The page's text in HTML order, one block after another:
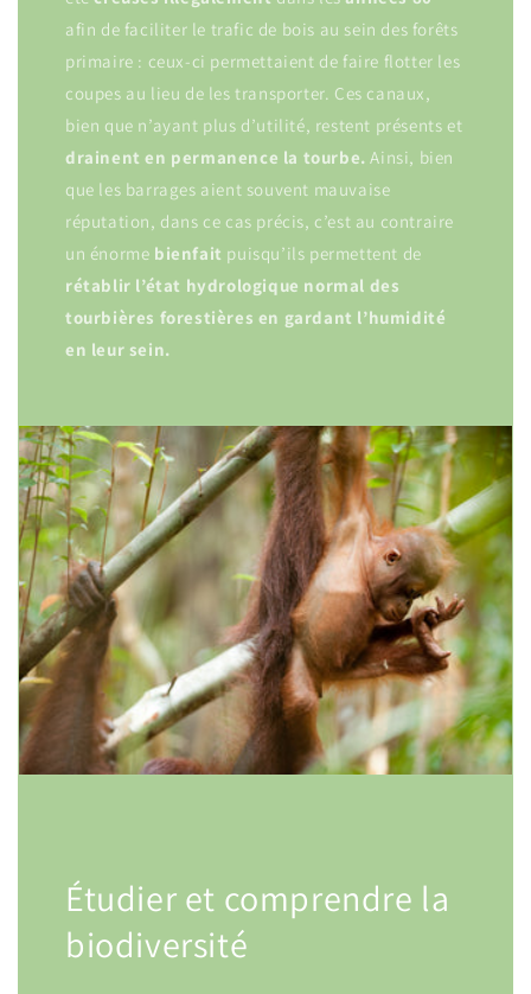
afin de faciliter le trafic de bois au sein des forêts
primaire : ceux-ci permettaient de faire flotter les
coupes au lieu de les transporter. Ces canaux,
bien que n’ayant plus d’utilité, restent présents et
drainent en permanence la tourbe.Ainsi, bien
que les barrages aient souvent mauvaise
réputation, dans ce cas précis, c’est au contraire
un énorme bienfait puisqu’ils permettent de
rétablir l’état hydrologique normal des
tourbières forestières en gardant l’humidité
en leur sein.
Étudier et comprendre la
biodiversité